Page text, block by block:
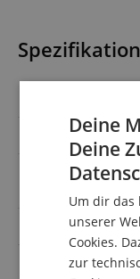
Spezifikation
Set inklusive
Bauform
Deine
Deine
Um dir das
unserer
Cookies.
zur